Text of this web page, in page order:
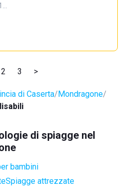
2 3 >
di Caserta Mondragone
di spiagge nel
bambini
Spiagge attrezzate